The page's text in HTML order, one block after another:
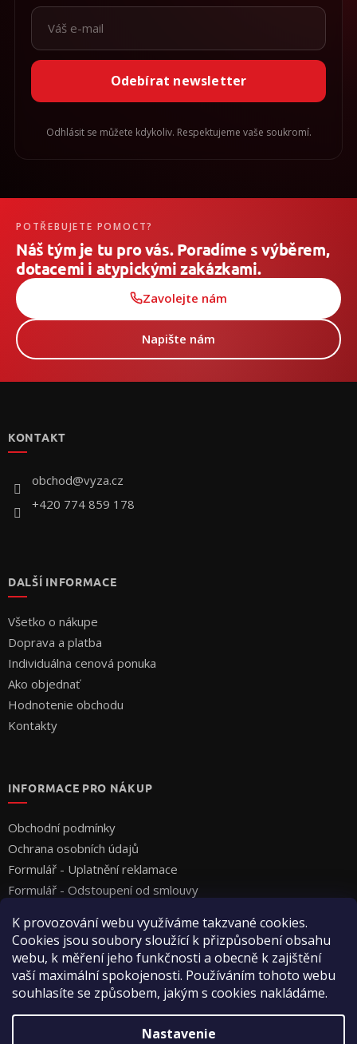
K provozování webu využíváme takzvané cookies.
Cookies jsou soubory sloužící k přizpůsobení obsahu
webu, k měření jeho funkčnosti a obecně k zajištění
vaší maximální spokojenosti. Používáním tohoto webu
souhlasíte se způsobem, jakým s cookies nakládáme.
Nastavenie
Odebírat newsletter
Odhlásit se můžete kdykoliv. Respektujeme vaše soukromí.
POTŘEBUJETE POMOCT?
Náš tým je tu pro vás. Poradíme s výběrem,
dotacemi i atypickými zakázkami.
Zavolejte nám
Napište nám
KONTAKT
obchod@vyza.cz
+420 774 859 178
DALŠÍ INFORMACE
Všetko o nákupe
Doprava a platba
Individuálna cenová ponuka
Ako objednať
Hodnotenie obchodu
Kontakty
INFORMACE PRO NÁKUP
Obchodní podmínky
Ochrana osobních údajů
Formulář - Uplatnění reklamace
Formulář - Odstoupení od smlouvy
Vytvoril Shoptet